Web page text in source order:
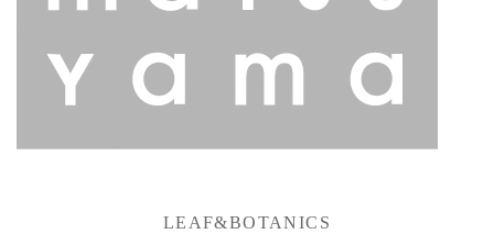
LEAF&BOTANICS